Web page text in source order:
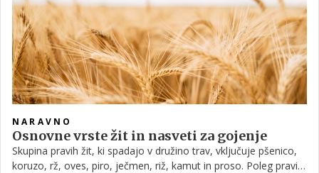
urejen kot iz škatlice.
NARAVNO
Osnovne vrste žit in nasveti za gojenje
Skupina pravih žit, ki spadajo v družino trav, vključuje pšenico,
koruzo, rž, oves, piro, ječmen, riž, kamut in proso. Poleg pravih